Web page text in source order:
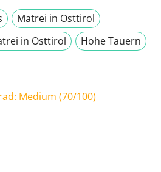
Matrei in Osttirol
in Osttirol
Hohe Tauern
Medium (70/100)